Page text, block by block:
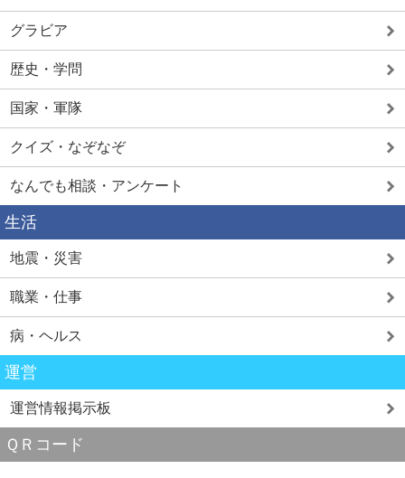
グラビア
歴史・学問
国家・軍隊
クイズ・なぞなぞ
なんでも相談・アンケート
生活
地震・災害
職業・仕事
病・ヘルス
運営
運営情報掲示板
ＱＲコード